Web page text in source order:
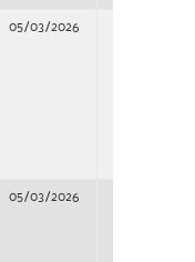
05/03/2026
05/03/2026